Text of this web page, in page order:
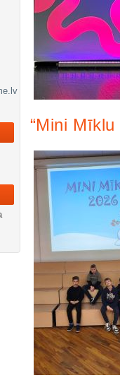
“Mini Mīklu